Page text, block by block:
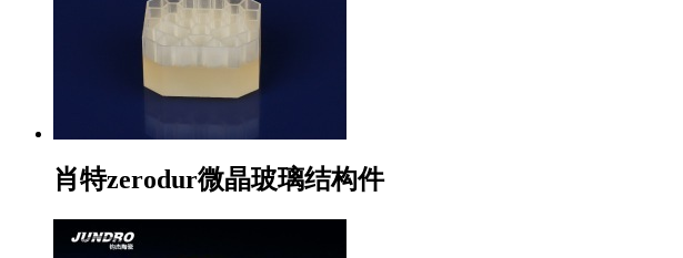
肖特zerodur微晶玻璃结构件